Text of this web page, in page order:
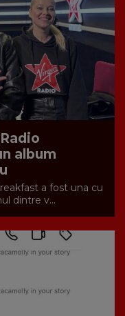
album
a fost una cu
dintre v...